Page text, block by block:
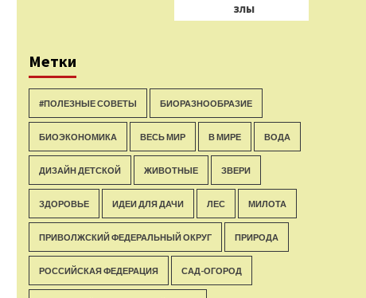
злы
Метки
#ПОЛЕЗНЫЕ СОВЕТЫ БИОРАЗНООБРАЗИЕ
БИОЭКОНОМИКА ВЕСЬ МИР В МИРЕ ВОДА
ДИЗАЙН ДЕТСКОЙ ЖИВОТНЫЕ ЗВЕРИ
ЗДОРОВЬЕ ИДЕИ ДЛЯ ДАЧИ ЛЕС МИЛОТА
ПРИВОЛЖСКИЙ ФЕДЕРАЛЬНЫЙ ОКРУГ ПРИРОДА
РОССИЙСКАЯ ФЕДЕРАЦИЯ САД-ОГОРОД